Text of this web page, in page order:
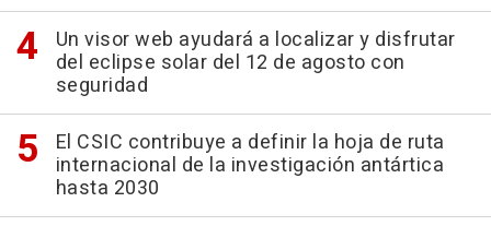
Un visor web ayudará a localizar y disfrutar
del eclipse solar del 12 de agosto con
seguridad
El CSIC contribuye a definir la hoja de ruta
internacional de la investigación antártica
hasta 2030